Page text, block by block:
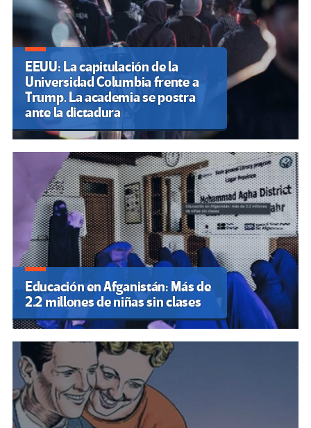
EEUU: La capitulación de la
Universidad Columbia frente a
Trump. La academia se postra
ante la dictadura
Educación en Afganistán: Más de
2.2 millones de niñas sin clases